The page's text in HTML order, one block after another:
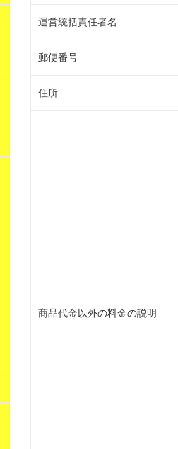
運営統括責任者名
郵便番号
住所
商品代金以外の料金の説明